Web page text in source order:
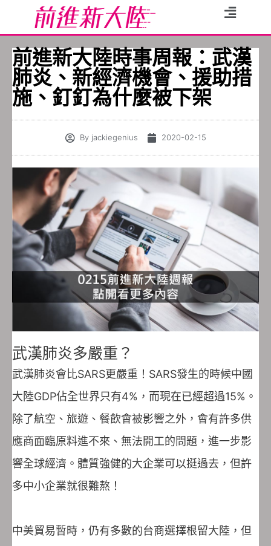
前進新大陸時事周報：武漢
肺炎、新經濟機會、援助措
施、釘釘為什麼被下架
Byjackiegenius 2020-02-15
武漢肺炎多嚴重？
武漢肺炎會比SARS更嚴重！SARS發生的時候中國
大陸GDP佔全世界只有4%，而現在已經超過15%。
除了航空、旅遊、餐飲會被影響之外，會有許多供
應商面臨原料進不來、無法開工的問題，進一步影
響全球經濟。體質強健的大企業可以挺過去，但許
多中小企業就很難熬！
中美貿易暫時，仍有多數的台商選擇根留大陸，但